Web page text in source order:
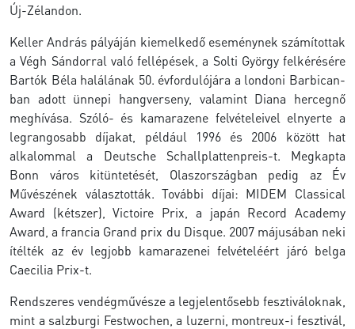
Új-Zélandon.
Keller András pályáján kiemelkedő eseménynek számítottak
a Végh Sándorral való fellépések, a Solti György felkérésére
Bartók Béla halálának 50. évfordulójára a londoni Barbican-
ban adott ünnepi hangverseny, valamint Diana hercegnő
meghívása. Szóló- és kamarazene felvételeivel elnyerte a
legrangosabb díjakat, például 1996 és 2006 között hat
alkalommal a Deutsche Schallplattenpreis-t. Megkapta
Bonn város kitüntetését, Olaszországban pedig az Év
Művészének választották. További díjai: MIDEM Classical
Award (kétszer), Victoire Prix, a japán Record Academy
Award, a francia Grand prix du Disque. 2007 májusában neki
ítélték az év legjobb kamarazenei felvételéért járó belga
Caecilia Prix-t.
Rendszeres vendégművésze a legjelentősebb fesztiváloknak,
mint a salzburgi Festwochen, a luzerni, montreux-i fesztivál,